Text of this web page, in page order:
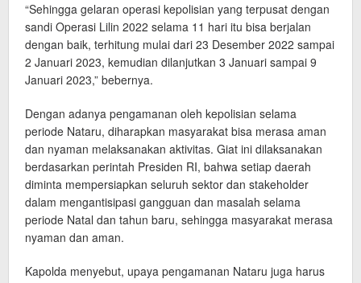
“Sehingga gelaran operasi kepolisian yang terpusat dengan
sandi Operasi Lilin 2022 selama 11 hari itu bisa berjalan
dengan baik, terhitung mulai dari 23 Desember 2022 sampai
2 Januari 2023, kemudian dilanjutkan 3 Januari sampai 9
Januari 2023,” bebernya.
Dengan adanya pengamanan oleh kepolisian selama
periode Nataru, diharapkan masyarakat bisa merasa aman
dan nyaman melaksanakan aktivitas. Giat ini dilaksanakan
berdasarkan perintah Presiden RI, bahwa setiap daerah
diminta mempersiapkan seluruh sektor dan stakeholder
dalam mengantisipasi gangguan dan masalah selama
periode Natal dan tahun baru, sehingga masyarakat merasa
nyaman dan aman.
Kapolda menyebut, upaya pengamanan Nataru juga harus